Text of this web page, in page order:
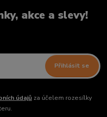
akce a slevy!
Přihlásit se
údajůza účelem rozesílky